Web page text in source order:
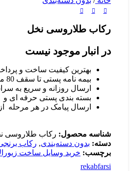
رکاب طلاروسی نخل
در انبار موجود نیست
بهترین کیفیت ساخت و
بیمه نامه پستی تا سقف 80 میلیون
ارسال روزانه و سریع به
بسته بندی پستی حرفه ای و
ارسال پیامک در هر مرحله
شناسه محصول: رکاب طلاروسی
دسته: بدون دسته‌بندی, رکاب
برچسب: خرید وسایل ساخت
rekabfarsi